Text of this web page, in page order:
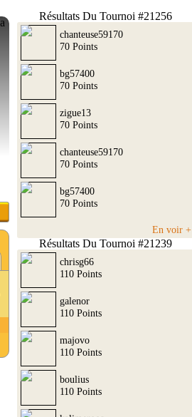
Résultats Du Tournoi #21256
chanteuse59170
70 Points
bg57400
70 Points
zigue13
70 Points
chanteuse59170
70 Points
bg57400
70 Points
En voir +
Résultats Du Tournoi #21239
chrisg66
110 Points
galenor
110 Points
majovo
110 Points
boulius
110 Points